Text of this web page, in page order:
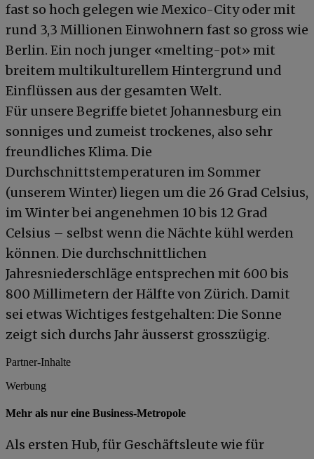
fast so hoch gelegen wie Mexico-City oder mit
rund 3,3 Millionen Einwohnern fast so gross wie
Berlin. Ein noch junger «melting-pot» mit
breitem multikulturellem Hintergrund und
Einflüssen aus der gesamten Welt.
Für unsere Begriffe bietet Johannesburg ein
sonniges und zumeist trockenes, also sehr
freundliches Klima. Die
Durchschnittstemperaturen im Sommer
(unserem Winter) liegen um die 26 Grad Celsius,
im Winter bei angenehmen 10 bis 12 Grad
Celsius – selbst wenn die Nächte kühl werden
können. Die durchschnittlichen
Jahresniederschläge entsprechen mit 600 bis
800 Millimetern der Hälfte von Zürich. Damit
sei etwas Wichtiges festgehalten: Die Sonne
zeigt sich durchs Jahr äusserst grosszügig.
Partner-Inhalte
Werbung
Mehr als nur eine Business-Metropole
Als ersten Hub, für Geschäftsleute wie für